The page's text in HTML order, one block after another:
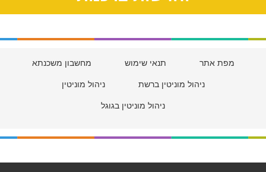
מפת אתר תנאי שימוש מחשבון משכנתא
ניהול מוניטין ברשת ניהול מוניטין
ניהול מוניטין בגוגל